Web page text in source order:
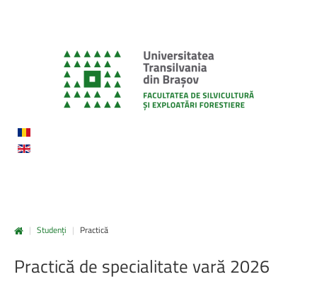
| Studenți | Practică
Practică de specialitatevară 2026